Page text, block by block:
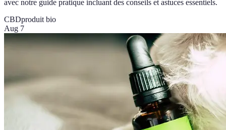
avec notre guide pratique incluant des conseils et astuces essentiels.
CBDproduit bio
Aug 7